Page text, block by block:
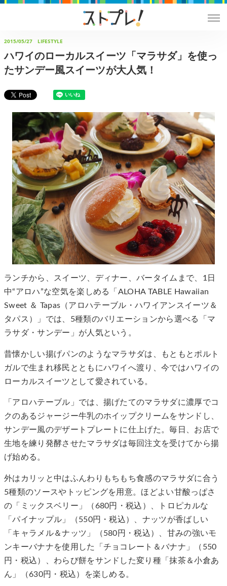
2015/05/27 LIFESTYLE
ハワイのローカルスイーツ「マラサダ」を使っ
たサンデー風スイーツが大人気！
ランチから、スイーツ、ディナー、バータイムまで、1日
中“アロハ”な空気を楽しめる「ALOHA TABLE Hawaiian
Sweet ＆ Tapas（アロハテーブル・ハワイアンスイーツ＆
タパス）」では、5種類のバリエーションから選べる「マ
ラサダ・サンデー」が人気という。
昔懐かしい揚げパンのようなマラサダは、もともとポルト
ガルで生まれ移民とともにハワイへ渡り、今ではハワイの
ローカルスイーツとして愛されている。
「アロハテーブル」では、揚げたてのマラサダに濃厚でコ
クのあるジャージー牛乳のホイップクリームをサンドし、
サンデー風のデザートプレートに仕上げた。毎日、お店で
生地を練り発酵させたマラサダは毎回注文を受けてから揚
げ始める。
外はカリッと中はふんわりもちもち食感のマラサダに合う
5種類のソースやトッピングを用意。ほどよい甘酸っぱさ
の「ミックスベリー」（680円・税込）、トロピカルな
「パイナップル」（550円・税込）、ナッツが香ばしい
「キャラメル＆ナッツ」（580円・税込）、甘みの強いモ
ンキーバナナを使用した「チョコレート＆バナナ」（550
円・税込）、わらび餅をサンドした変り種「抹茶＆小倉あ
ん」（630円・税込）を楽しめる。